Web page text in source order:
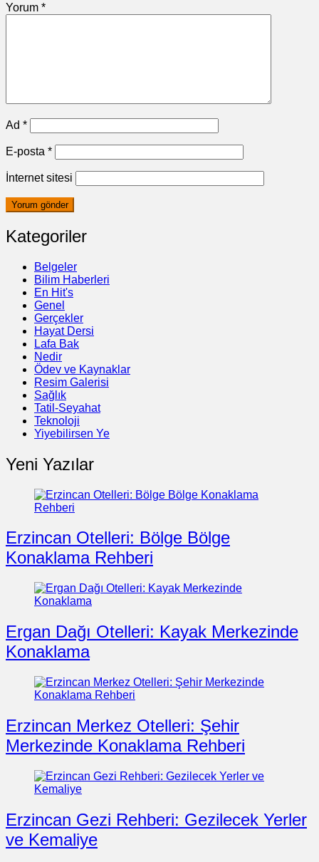
Yorum *
Ad *
E-posta *
İnternet sitesi
Kategoriler
Belgeler
Bilim Haberleri
En Hit's
Genel
Gerçekler
Hayat Dersi
Lafa Bak
Nedir
Ödev ve Kaynaklar
Resim Galerisi
Sağlık
Tatil-Seyahat
Teknoloji
Yiyebilirsen Ye
Yeni Yazılar
Erzincan Otelleri: Bölge Bölge
Konaklama Rehberi
Ergan Dağı Otelleri: Kayak Merkezinde
Konaklama
Erzincan Merkez Otelleri: Şehir
Merkezinde Konaklama Rehberi
Erzincan Gezi Rehberi: Gezilecek Yerler
ve Kemaliye